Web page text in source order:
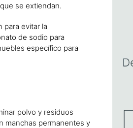
se extiendan.
para evitar la
de sodio para
específico para
polvo y residuos
manchas permanentes y